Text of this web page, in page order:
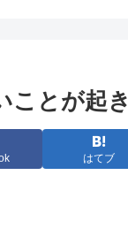
ことが起
はてブ